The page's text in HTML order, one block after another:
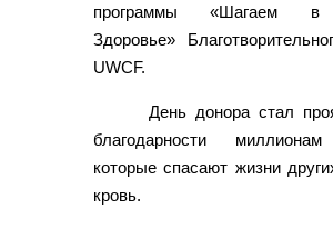
программы «Шагаем в
Здоровье»
UWCF.
День донора стал
благодарности
которые спасают жизни
кровь.